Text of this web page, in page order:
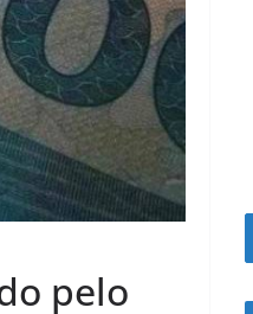
pelo